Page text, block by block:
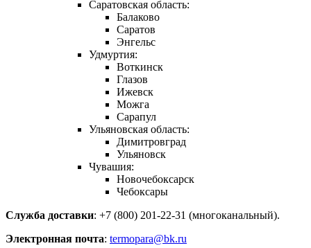
Саратовская область:
Балаково
Саратов
Энгельс
Удмуртия:
Воткинск
Глазов
Ижевск
Можга
Сарапул
Ульяновская область:
Димитровград
Ульяновск
Чувашия:
Новочебоксарск
Чебоксары
Служба доставки: +7 (800) 201-22-31 (многоканальный).
Электронная почта: termopara@bk.ru